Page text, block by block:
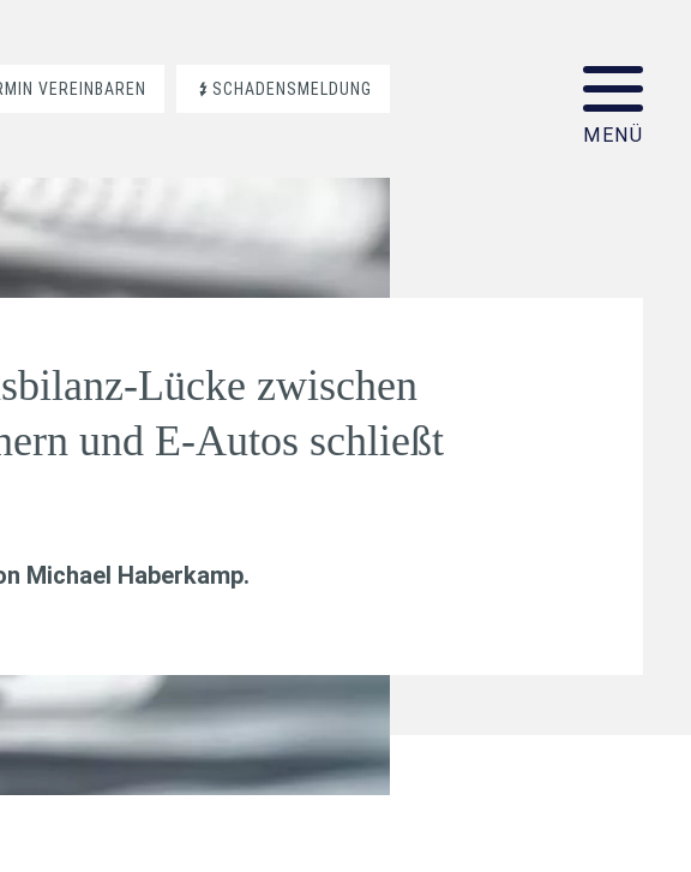
VEREINBAREN SCHADENSMELDUNG
Lücke zwischen
und E-Autos schließt
Michael Haberkamp.